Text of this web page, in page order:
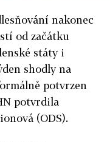
nakonec
od začátku
státy i
shodly na
potvrzen
potvrdila
(ODS).